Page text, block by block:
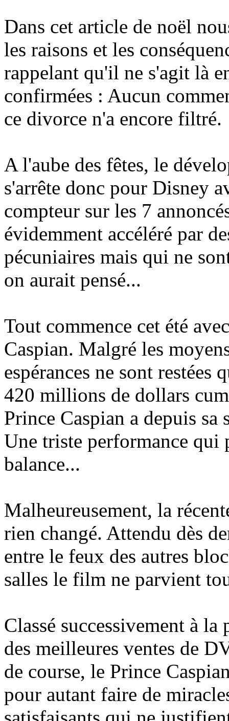
Dans cet article de noël
les raisons et les
rappelant qu'il ne s'agit là
confirmées : Aucun
ce divorce n'a encore filtré.
A l'aube des fêtes, le
s'arrête donc pour Disney
compteur sur les 7
évidemment accéléré par
pécuniaires mais qui ne
on aurait pensé...
Tout commence cet été
Caspian. Malgré les
espérances ne sont restées
420 millions de dollars
Prince Caspian a depuis
Une triste performance qui
balance...
Malheureusement, la
rien changé. Attendu dès
entre le feux des autres
salles le film ne parvient
Classé successivement à
des meilleures ventes de
de course, le Prince
pour autant faire de